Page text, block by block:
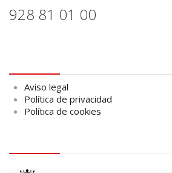
928 81 01 00
Aviso legal
Política de privacidad
Política de cookies